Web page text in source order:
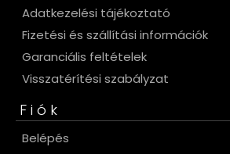
Adatkezelési tájékoztató
Fizetési és szállítási információk
Garanciális feltételek
Visszatérítési szabályzat
Fiók
Belépés